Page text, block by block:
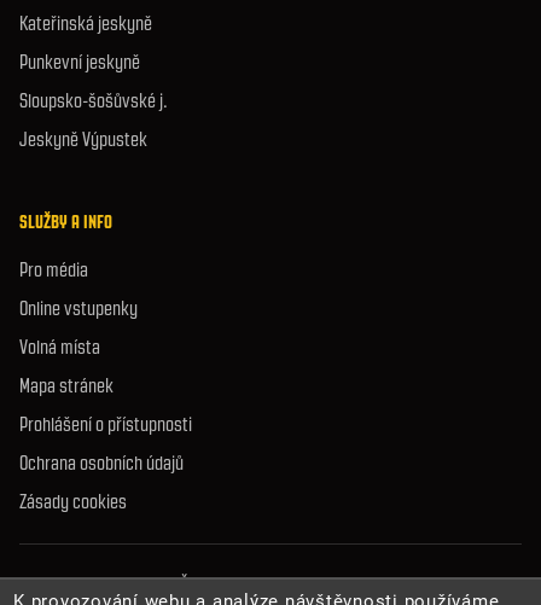
Kateřinská jeskyně
Punkevní jeskyně
Sloupsko-šošůvské j.
Jeskyně Výpustek
SLUŽBY A INFO
Pro média
Online vstupenky
Volná místa
Mapa stránek
Prohlášení o přístupnosti
Ochrana osobních údajů
Zásady cookies
© 2026 Správa jeskyní České republiky. Všechna práva vyhrazena.